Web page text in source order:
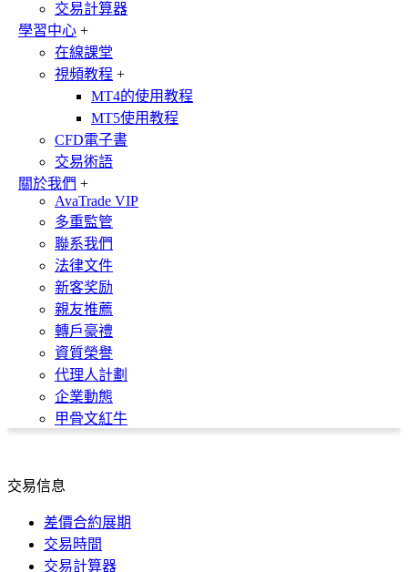
交易計算器
學習中心 +
在線課堂
視頻教程 +
MT4的使用教程
MT5使用教程
CFD電子書
交易術語
關於我們 +
AvaTrade VIP
多重監管
聯系我們
法律文件
新客奖励
親友推薦
轉戶豪禮
資質榮譽
代理人計劃
企業動態
甲骨文紅牛
交易信息
差價合約展期
交易時間
交易計算器